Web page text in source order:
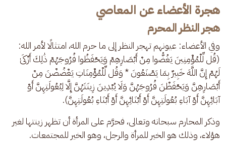
هجرة الأعضاء عن المعاصي
هجر النظر المحرم
وفي الأعضاء: عيونهم تهجر النظر إلى ما حرم الله، امتثالًا لأمر الله:
(قُل لِّلْمُؤْمِنِينَ يَغُضُّوا مِنْ أَبْصَارِهِمْ وَيَحْفَظُوا فُرُوجَهُمْ ذَٰلِكَ أَزْكَىٰ
لَهُمْ إِنَّ اللَّهَ خَبِيرٌ بِمَا يَصْنَعُونَ * وَقُل لِّلْمُؤْمِنَاتِ يَغْضُضْنَ مِنْ
أَبْصَارِهِنَّ وَيَحْفَظْنَ فُرُوجَهُنَّ وَلَا يُبْدِينَ زِينَتَهُنَّ إِلَّا لِبُعُولَتِهِنَّ أَوْ
آبَائِهِنَّ أَوْ آبَاءِ بُعُولَتِهِنَّ أَوْ أَبْنَائِهِنَّ أَوْ أَبْنَاءِ بُعُولَتِهِنَّ).
وذكر المحارم سبحانه وتعالى، فحرَّم على المرأة أن تظهر زينتها لغير
هؤلاء، وذلك هو الخير للمرأة والرجل، وهو الخير للمجتمعات.